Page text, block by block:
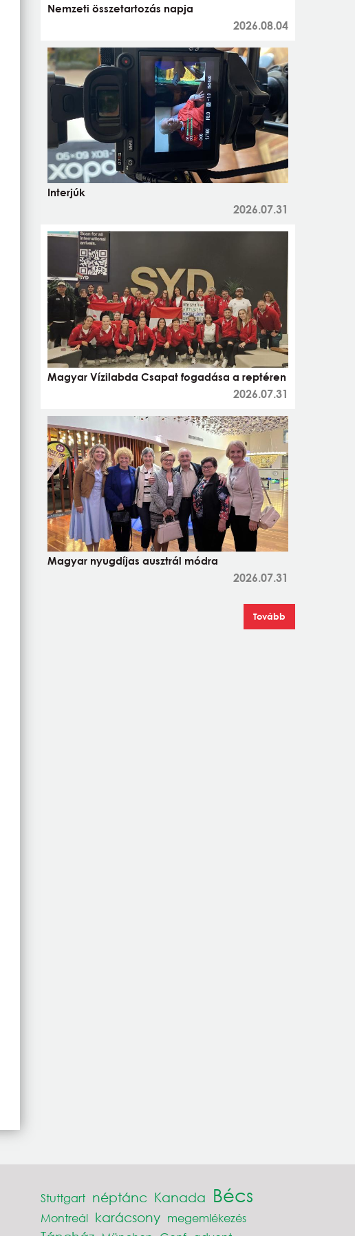
Nemzeti összetartozás napja
2026.08.04
Interjúk
2026.07.31
Magyar Vízilabda Csapat fogadása a reptéren
2026.07.31
Magyar nyugdíjas ausztrál módra
2026.07.31
Tovább
Stuttgart néptánc Kanada Bécs
Montreál karácsony megemlékezés